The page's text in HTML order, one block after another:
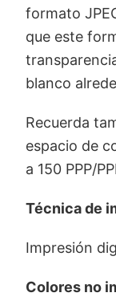
formato
que este
blanco
Recuerda
espacio de
a 150 PPP/
Técnica de
Impresión
Colores no